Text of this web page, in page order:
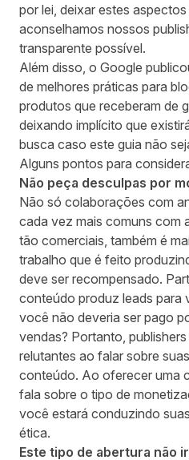
por lei, deixar estes
aconselhamos nossos
transparente possível.
Além disso, o Google
de melhores práticas para
produtos que receberam de
deixando implícito que
busca caso este guia não
Alguns pontos para
Não peça desculpas por
Não só colaborações com
cada vez mais comuns com
tão comerciais, também é
trabalho que é feito
deve ser recompensado.
conteúdo produz leads para
você não deveria ser pago
vendas? Portanto,
relutantes ao falar sobre
conteúdo. Ao oferecer uma
fala sobre o tipo de
você estará conduzindo
ética.
Este tipo de abertura não